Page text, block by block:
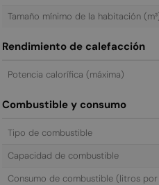
Tamaño mínimo de la habitación
Rendimiento de calefacción
Potencia calorífica (máxima)
Combustible y consumo
Tipo de combustible
Capacidad de combustible
Consumo de combustible (litros por